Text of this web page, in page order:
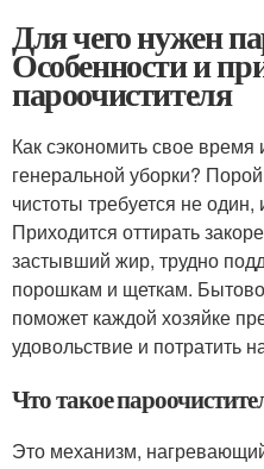
Для чего нужен
Особенности и
пароочистителя
Как сэкономить свое
генеральной уборки?
чистоты требуется не
Приходится оттирать
застывший жир, трудно
порошкам и щеткам.
поможет каждой хозяйке
удовольствие и потратить
Что такое
Это механизм,